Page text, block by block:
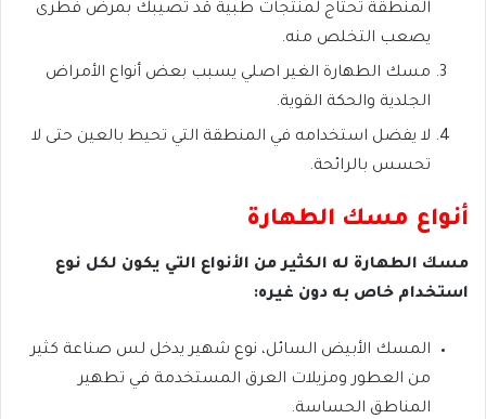
المنطقة تحتاج لمنتجات طبية قد تصيبك بمرض فطرى
يصعب التخلص منه.
مسك الطهارة الغير اصلي يسبب بعض أنواع الأمراض
الجلدية والحكة القوية.
لا يفضل استخدامه في المنطقة التي تحيط بالعين حتى لا
تحسس بالرائحة.
أنواع مسك الطهارة
مسك الطهارة له الكثير من الأنواع التي يكون لكل نوع
استخدام خاص به دون غيره:
المسك الأبيض السائل، نوع شهير يدخل لس صناعة كثير
من العطور ومزيلات العرق المستخدمة في تطهير
المناطق الحساسة.